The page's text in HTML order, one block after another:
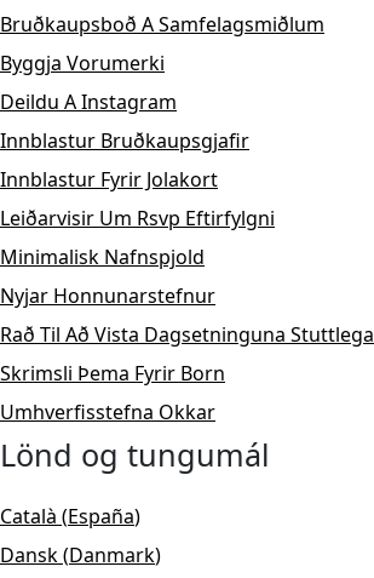
Bruðkaupsboð A Samfelagsmiðlum
Byggja Vorumerki
Deildu A Instagram
Innblastur Bruðkaupsgjafir
Innblastur Fyrir Jolakort
Leiðarvisir Um Rsvp Eftirfylgni
Minimalisk Nafnspjold
Nyjar Honnunarstefnur
Rað Til Að Vista Dagsetninguna Stuttlega
Skrimsli Þema Fyrir Born
Umhverfisstefna Okkar
Lönd og tungumál
Català (España)
Dansk(Danmark)